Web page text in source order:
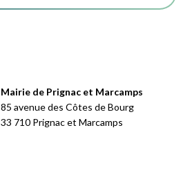
Mairie de Prignac et Marcamps
85 avenue des Côtes de Bourg
33 710 Prignac et Marcamps